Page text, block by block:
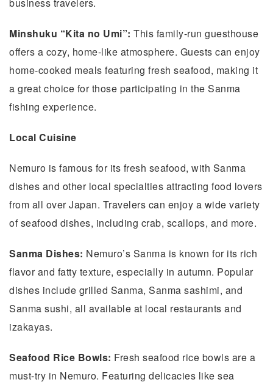
Minshuku “Kita no Umi”: This family-run guesthouse
offers a cozy, home-like atmosphere. Guests can enjoy
home-cooked meals featuring fresh seafood, making it
a great choice for those participating in the Sanma
fishing experience.
Local Cuisine
Nemuro is famous for its fresh seafood, with Sanma
dishes and other local specialties attracting food lovers
from all over Japan. Travelers can enjoy a wide variety
of seafood dishes, including crab, scallops, and more.
Sanma Dishes: Nemuro’s Sanma is known for its rich
flavor and fatty texture, especially in autumn. Popular
dishes include grilled Sanma, Sanma sashimi, and
Sanma sushi, all available at local restaurants and
izakayas.
Seafood Rice Bowls: Fresh seafood rice bowls are a
must-try in Nemuro. Featuring delicacies like sea